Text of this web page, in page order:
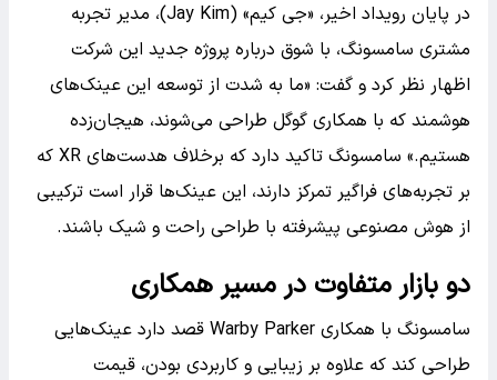
در پایان رویداد اخیر، «جی کیم» (Jay Kim)، مدیر تجربه
مشتری سامسونگ، با شوق درباره پروژه جدید این شرکت
اظهار نظر کرد و گفت: «ما به شدت از توسعه این عینک‌های
هوشمند که با همکاری گوگل طراحی می‌شوند، هیجان‌زده
هستیم.» سامسونگ تاکید دارد که برخلاف هدست‌های XR که
بر تجربه‌های فراگیر تمرکز دارند، این عینک‌ها قرار است ترکیبی
از هوش مصنوعی پیشرفته با طراحی راحت و شیک باشند.
دو بازار متفاوت در مسیر همکاری
سامسونگ با همکاری Warby Parker قصد دارد عینک‌هایی
طراحی کند که علاوه بر زیبایی و کاربردی بودن، قیمت